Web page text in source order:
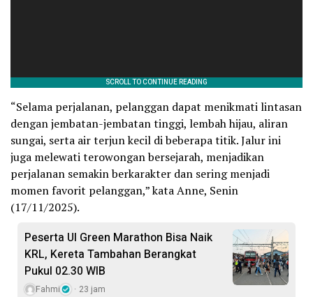
“Selama perjalanan, pelanggan dapat menikmati lintasan
dengan jembatan-jembatan tinggi, lembah hijau, aliran
sungai, serta air terjun kecil di beberapa titik. Jalur ini
juga melewati terowongan bersejarah, menjadikan
perjalanan semakin berkarakter dan sering menjadi
momen favorit pelanggan,” kata Anne, Senin
(17/11/2025).
Peserta UI Green Marathon Bisa Naik
KRL, Kereta Tambahan Berangkat
Pukul 02.30 WIB
Fahmi 23 jam